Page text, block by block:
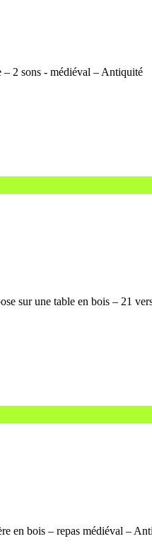
– 2 sons - médiéval – Antiquité
sur une table en bois – 21
en bois – repas médiéval –